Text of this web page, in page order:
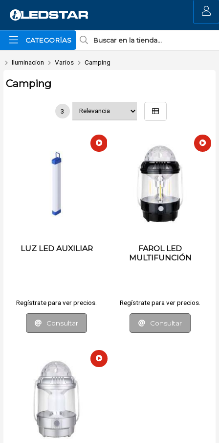
CATEGORÍAS
MI COMPRA
Iluminacion Varios Camping
Camping
3
LUZ LED AUXILIAR
Regístrate para ver precios.
Consultar
FAROL LED
MULTIFUNCIÓN
Regístrate para ver precios.
Consultar